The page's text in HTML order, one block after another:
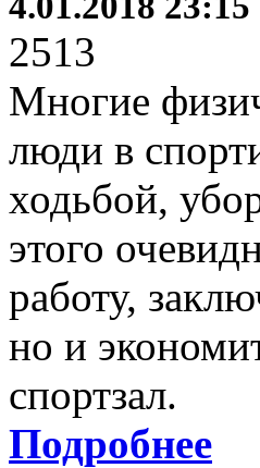
2513
Многие
люди в
ходьбой,
этого
работу,
но и
спортзал.
Подробнее